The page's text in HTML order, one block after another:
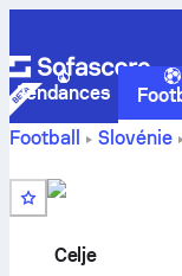
Tendances
Football
Slovénie
scores en
classements et
Celje